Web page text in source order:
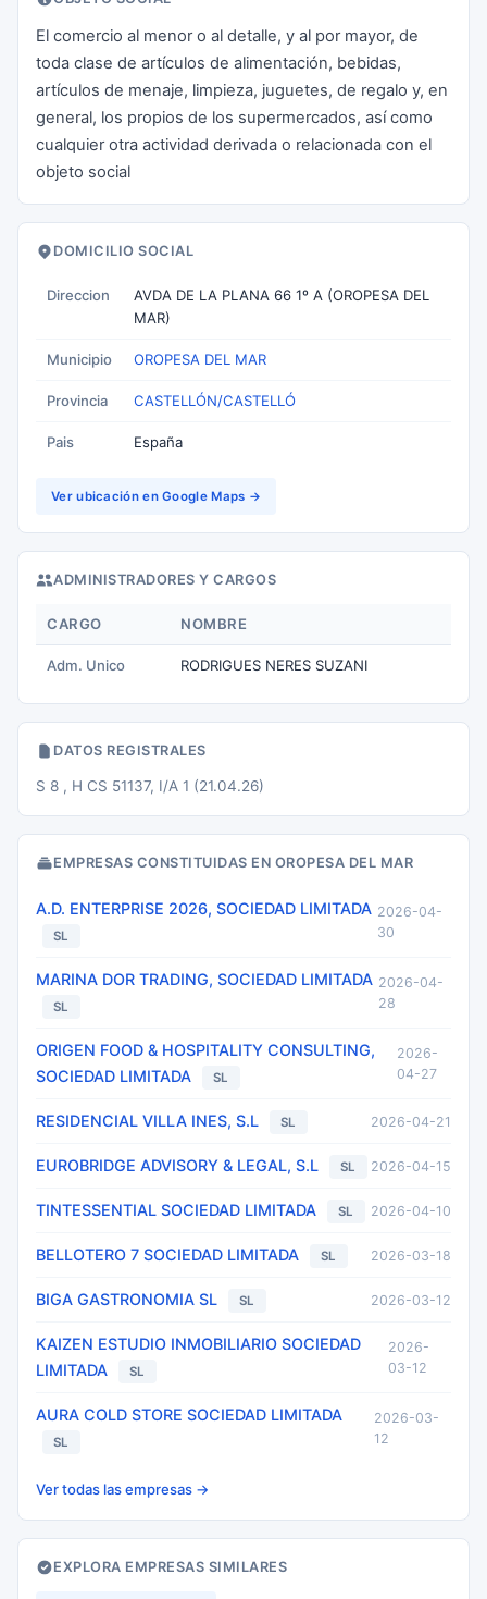
El comercio al menor o al detalle, y al por mayor, de
toda clase de artículos de alimentación, bebidas,
artículos de menaje, limpieza, juguetes, de regalo y, en
general, los propios de los supermercados, así como
cualquier otra actividad derivada o relacionada con el
objeto social
DOMICILIO SOCIAL
Direccion
AVDA DE LA PLANA 66 1º A (OROPESA DEL
MAR)
Municipio OROPESA DEL MAR
Provincia CASTELLÓN/CASTELLÓ
Pais España
Ver ubicación en Google Maps →
ADMINISTRADORES Y CARGOS
CARGO NOMBRE
Adm. Unico RODRIGUES NERES SUZANI
DATOS REGISTRALES
S 8 , H CS 51137, I/A 1 (21.04.26)
EMPRESAS CONSTITUIDAS EN OROPESA DEL MAR
A.D. ENTERPRISE 2026, SOCIEDAD LIMITADA
SL
2026-04-
30
MARINA DOR TRADING, SOCIEDAD LIMITADA
SL
2026-04-
28
ORIGEN FOOD & HOSPITALITY CONSULTING,
SOCIEDAD LIMITADA
SL
2026-
04-27
RESIDENCIAL VILLA INES, S.L SL 2026-04-21
EUROBRIDGE ADVISORY & LEGAL, S.L SL 2026-04-15
TINTESSENTIAL SOCIEDAD LIMITADA SL 2026-04-10
BELLOTERO 7 SOCIEDAD LIMITADA SL 2026-03-18
BIGA GASTRONOMIA SL SL 2026-03-12
KAIZEN ESTUDIO INMOBILIARIO SOCIEDAD
LIMITADA
SL
2026-
03-12
AURA COLD STORE SOCIEDAD LIMITADA
SL
2026-03-
12
Ver todas las empresas →
EXPLORA EMPRESAS SIMILARES